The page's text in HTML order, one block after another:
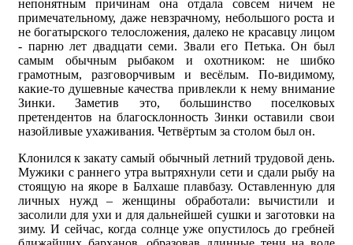
непонятным причинам она отдала совсем ничем не
примечательному, даже невзрачному, небольшого роста и
не богатырского телосложения, далеко не красавцу лицом
- парню лет двадцати семи. Звали его Петька. Он был
самым обычным рыбаком и охотником: не шибко
грамотным, разговорчивым и весёлым. По-видимому,
какие-то душевные качества привлекли к нему внимание
Зинки. Заметив это, большинство поселковых
претендентов на благосклонность Зинки оставили свои
назойливые ухаживания. Четвёртым за столом был он.
Клонился к закату самый обычный летний трудовой день.
Мужики с раннего утра вытряхнули сети и сдали рыбу на
стоящую на якоре в Балхаше плавбазу. Оставленную для
личных нужд – женщины обработали: вычистили и
засолили для ухи и для дальнейшей сушки и заготовки на
зиму. И сейчас, когда солнце уже опустилось до гребней